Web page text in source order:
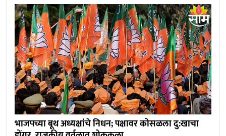
भाजपच्या बूथ अध्यक्षांचे निधन; पक्षावर कोसळला दु:खाचा